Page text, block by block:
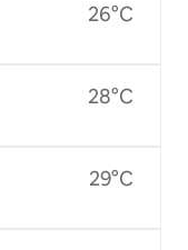
26°C
28°C
29°C